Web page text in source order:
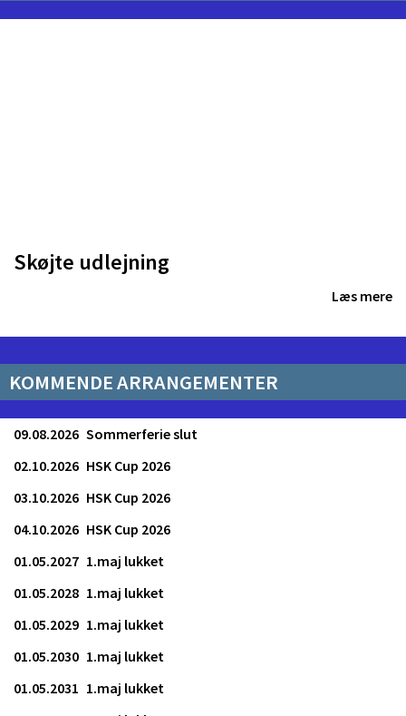
KOMMENDE ARRANGEMENTER
Sommerferie slut
09.08.2026
HSK Cup 2026
02.10.2026
HSK Cup 2026
03.10.2026
HSK Cup 2026
04.10.2026
1.maj lukket
01.05.2027
1.maj lukket
01.05.2028
1.maj lukket
01.05.2029
1.maj lukket
01.05.2030
1.maj lukket
01.05.2031